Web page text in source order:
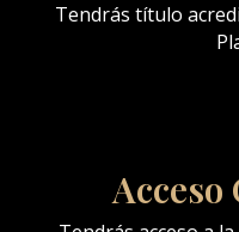
Tendrás título